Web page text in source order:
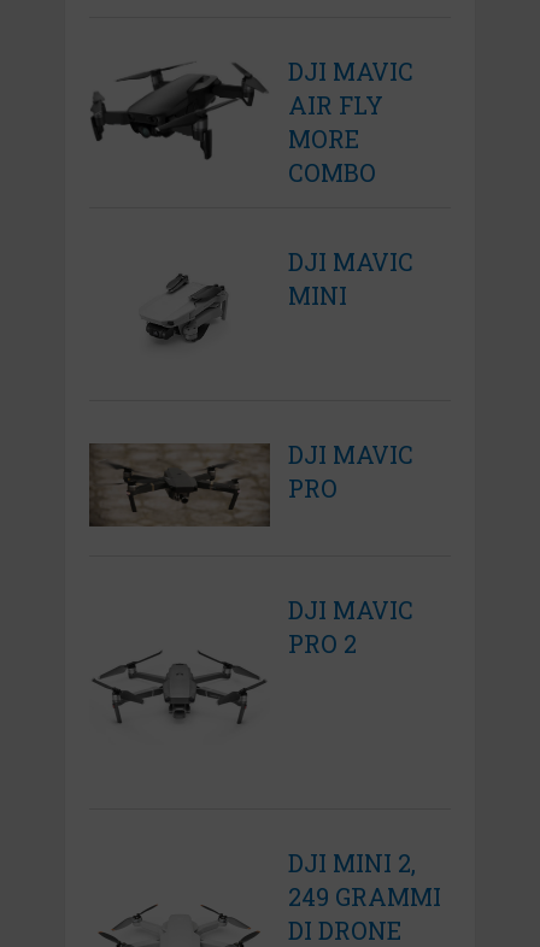
DJI MAVIC
AIR FLY
MORE
COMBO
DJI MAVIC
MINI
DJI MAVIC
PRO
DJI MAVIC
PRO 2
DJI MINI 2,
249 GRAMMI
DI DRONE